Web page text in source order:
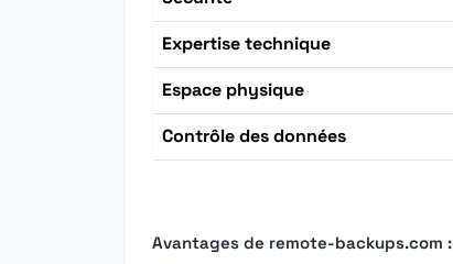
Expertise technique
Espace physique
Contrôle des données
Avantages de remote-backups.com :